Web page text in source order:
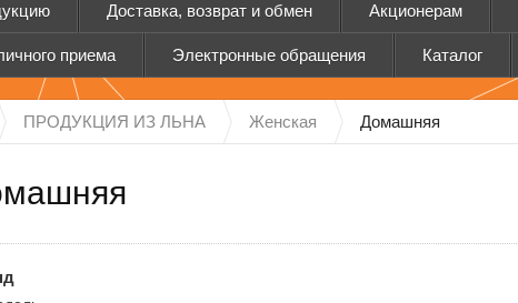
Доставка, возврат и обмен Акционерам
приема Электронные обращения Каталог
ПРОДУКЦИЯ ИЗ ЛЬНА Женская Домашняя